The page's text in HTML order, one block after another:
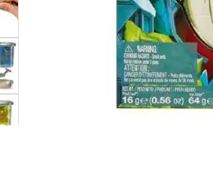
Silahlar
Silah Setleri
Kılıç Setleri
Ok Setleri